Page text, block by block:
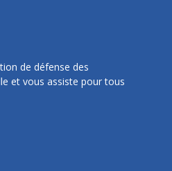
de défense des
et vous assiste pour tous